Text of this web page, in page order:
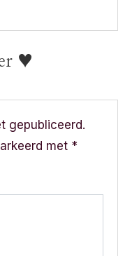
♥
gepubliceerd.
met *